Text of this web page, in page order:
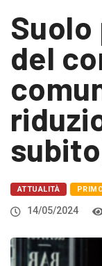
Suolo
del
ATTUALITÀ
14/05/2024